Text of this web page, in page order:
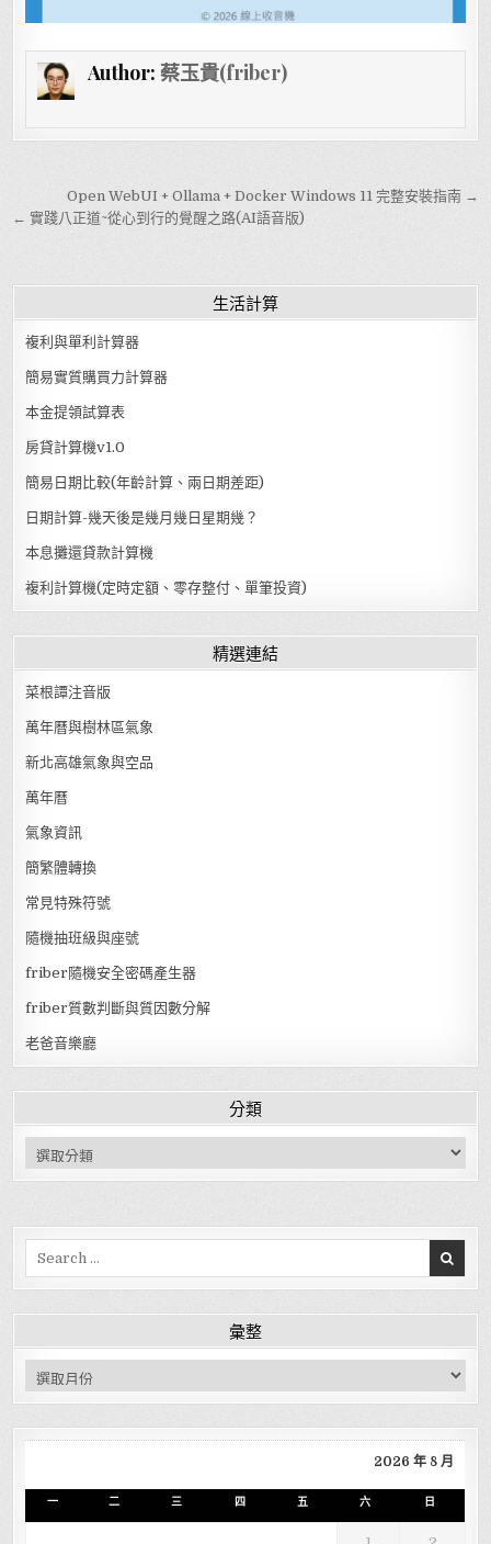
Author: 蔡玉貴(friber)
文章導覽
Open WebUI + Ollama + Docker Windows 11 完整安裝指南 →
← 實踐八正道~從心到行的覺醒之路(AI語音版)
生活計算
複利與單利計算器
簡易實質購買力計算器
本金提領試算表
房貸計算機v1.0
簡易日期比較(年齡計算、兩日期差距)
日期計算-幾天後是幾月幾日星期幾？
本息攤還貸款計算機
複利計算機(定時定額、零存整付、單筆投資)
精選連結
菜根譚注音版
萬年曆與樹林區氣象
新北高雄氣象與空品
萬年曆
氣象資訊
簡繁體轉換
常見特殊符號
隨機抽班級與座號
friber隨機安全密碼產生器
friber質數判斷與質因數分解
老爸音樂廳
分類
分類
彙整
彙整
2026 年 8 月
一 二 三 四 五 六 日